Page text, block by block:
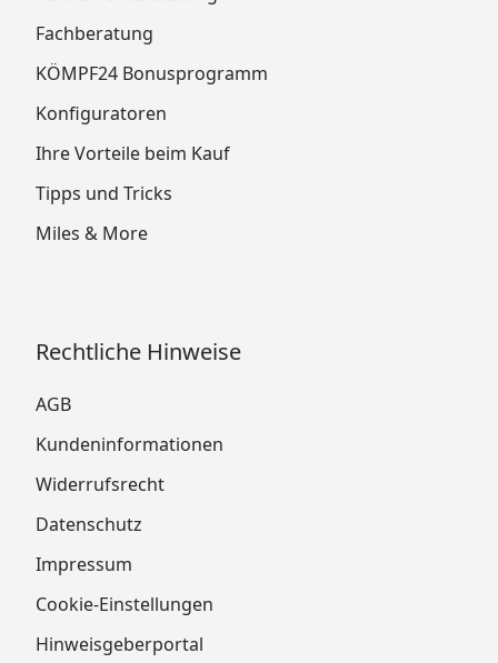
Fachberatung
KÖMPF24 Bonusprogramm
Konfiguratoren
Ihre Vorteile beim Kauf
Tipps und Tricks
Miles & More
Rechtliche Hinweise
AGB
Kundeninformationen
Widerrufsrecht
Datenschutz
Impressum
Cookie-Einstellungen
Hinweisgeberportal